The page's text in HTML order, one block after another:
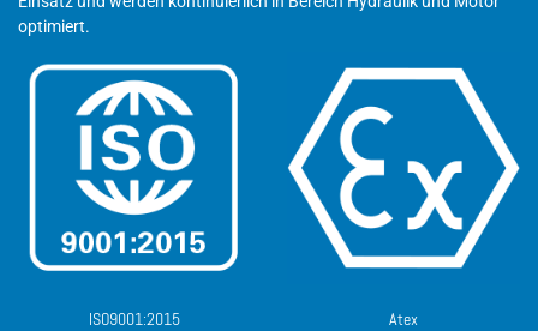
optimiert.
ISO9001:2015 Atex